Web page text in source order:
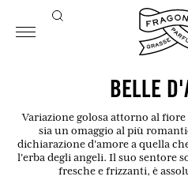
BELLE
Variazione golosa attorno al
sia un omaggio al più
dichiarazione d'amore a quella
l'erba degli angeli. Il suo sentore
fresche e frizzanti, è